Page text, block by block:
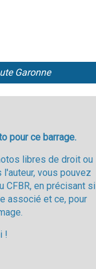
Garonne
pour ce barrage.
libres de droit ou
vous pouvez
CFBR, en précisant si
associé et ce, pour
!